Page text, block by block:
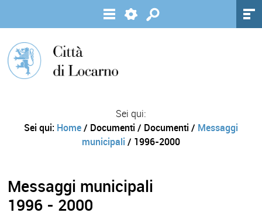
Sei qui:
Sei qui: Home/ Documenti / Documenti / Messaggi
municipali / 1996-2000
Messaggi municipali
1996 - 2000